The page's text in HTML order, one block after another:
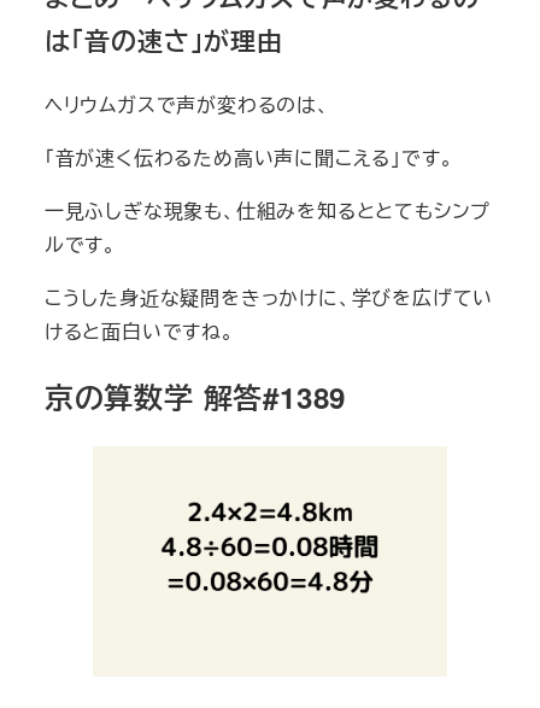
は「音の速さ」が理由
ヘリウムガスで声が変わるのは、
「音が速く伝わるため高い声に聞こえる」です。
一見ふしぎな現象も、仕組みを知るととてもシンプ
ルです。
こうした身近な疑問をきっかけに、学びを広げてい
けると面白いですね。
京の算数学 解答#1389